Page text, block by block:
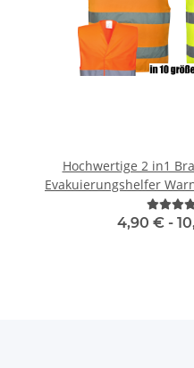
Hochwertige 2 in1
4,90 € -